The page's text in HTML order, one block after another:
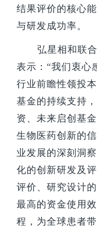
结果评价的核心
与研发成功率。
弘星相和联
表示：“我们衷心
行业前瞻性领投
基金的持续支持
资、未来启创基
生物医药创新的
业发展的深刻洞
化的创新研发及
评价、研究设计
最高的资金使用
程，为全球患者